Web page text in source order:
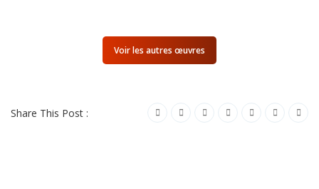
Voir les autres œuvres
Share This Post :